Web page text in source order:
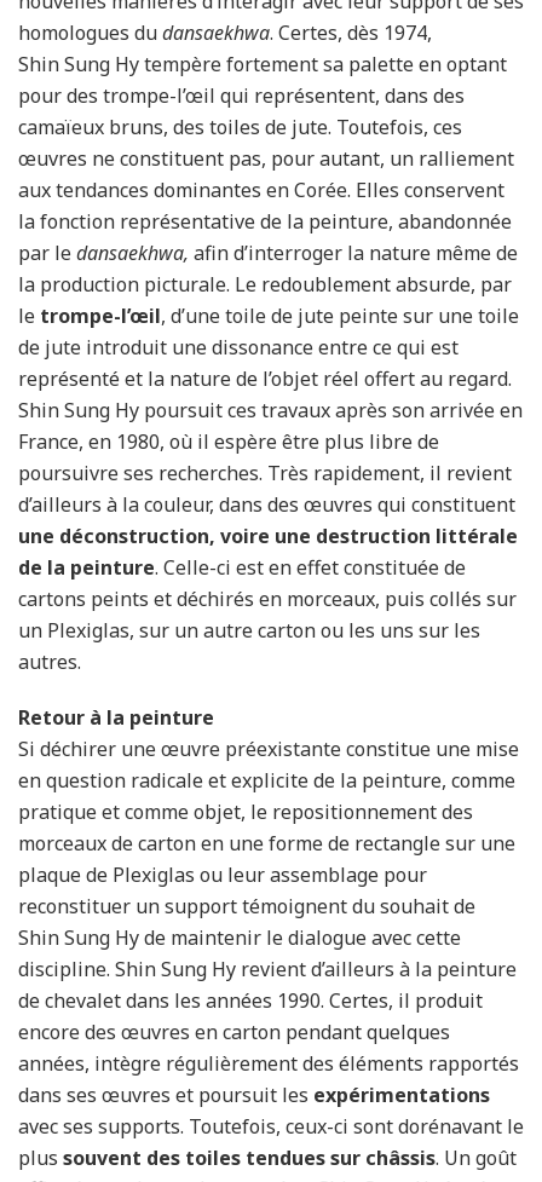
homologues dudansaekhwa. Certes, dès 1974,
Shin Sung Hy tempère fortement sa palette en optant
pour des trompe-l’œil qui représentent, dans des
camaïeux bruns, des toiles de jute. Toutefois, ces
œuvres ne constituent pas, pour autant, un ralliement
aux tendances dominantes en Corée. Elles conservent
la fonction représentative de la peinture, abandonnée
par ledansaekhwa, afin d’interroger la nature même de
la production picturale. Le redoublement absurde, par
le trompe-l’œil, d’une toile de jute peinte sur une toile
de jute introduit une dissonance entre ce qui est
représenté et la nature de l’objet réel offert au regard.
Shin Sung Hy poursuit ces travaux après son arrivée en
France, en 1980, où il espère être plus libre de
poursuivre ses recherches. Très rapidement, il revient
d’ailleurs à la couleur, dans des œuvres qui constituent
une déconstruction, voire une destruction littérale
de la peinture. Celle-ci est en effet constituée de
cartons peints et déchirés en morceaux, puis collés sur
un Plexiglas, sur un autre carton ou les uns sur les
autres.
Retour à la peinture
Si déchirer une œuvre préexistante constitue une mise
en question radicale et explicite de la peinture, comme
pratique et comme objet, le repositionnement des
morceaux de carton en une forme de rectangle sur une
plaque de Plexiglas ou leur assemblage pour
reconstituer un support témoignent du souhait de
Shin Sung Hy de maintenir le dialogue avec cette
discipline. Shin Sung Hy revient d’ailleurs à la peinture
de chevalet dans les années 1990. Certes, il produit
encore des œuvres en carton pendant quelques
années, intègre régulièrement des éléments rapportés
dans ses œuvres et poursuit les expérimentations
avec ses supports. Toutefois, ceux-ci sont dorénavant le
plus souvent des toiles tendues sur châssis. Un goût